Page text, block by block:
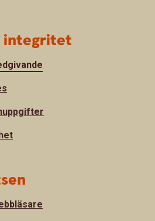
integritet